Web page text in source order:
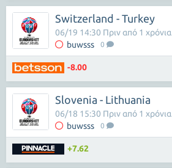
Switzerland - Turkey
buwsss 0
06/19 14:30 Πριν από 1 χρόνια
-8.00
Slovenia - Lithuania
buwsss 0
06/18 15:30 Πριν από 1 χρόνια
+7.62